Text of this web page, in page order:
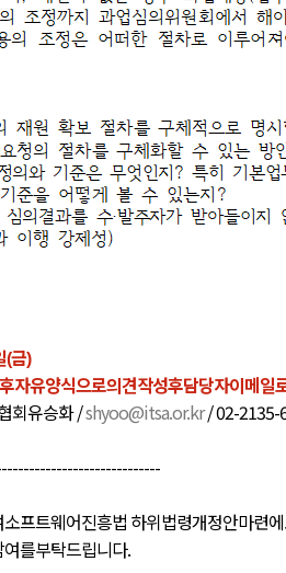
(금)
후자유양식으로의견작성후담당자이메일
회유승화/shyoo@itsa.or.kr/ 02-2135-
소프트웨어진흥법 하위법령개정안마련에
여를부탁드립니다.